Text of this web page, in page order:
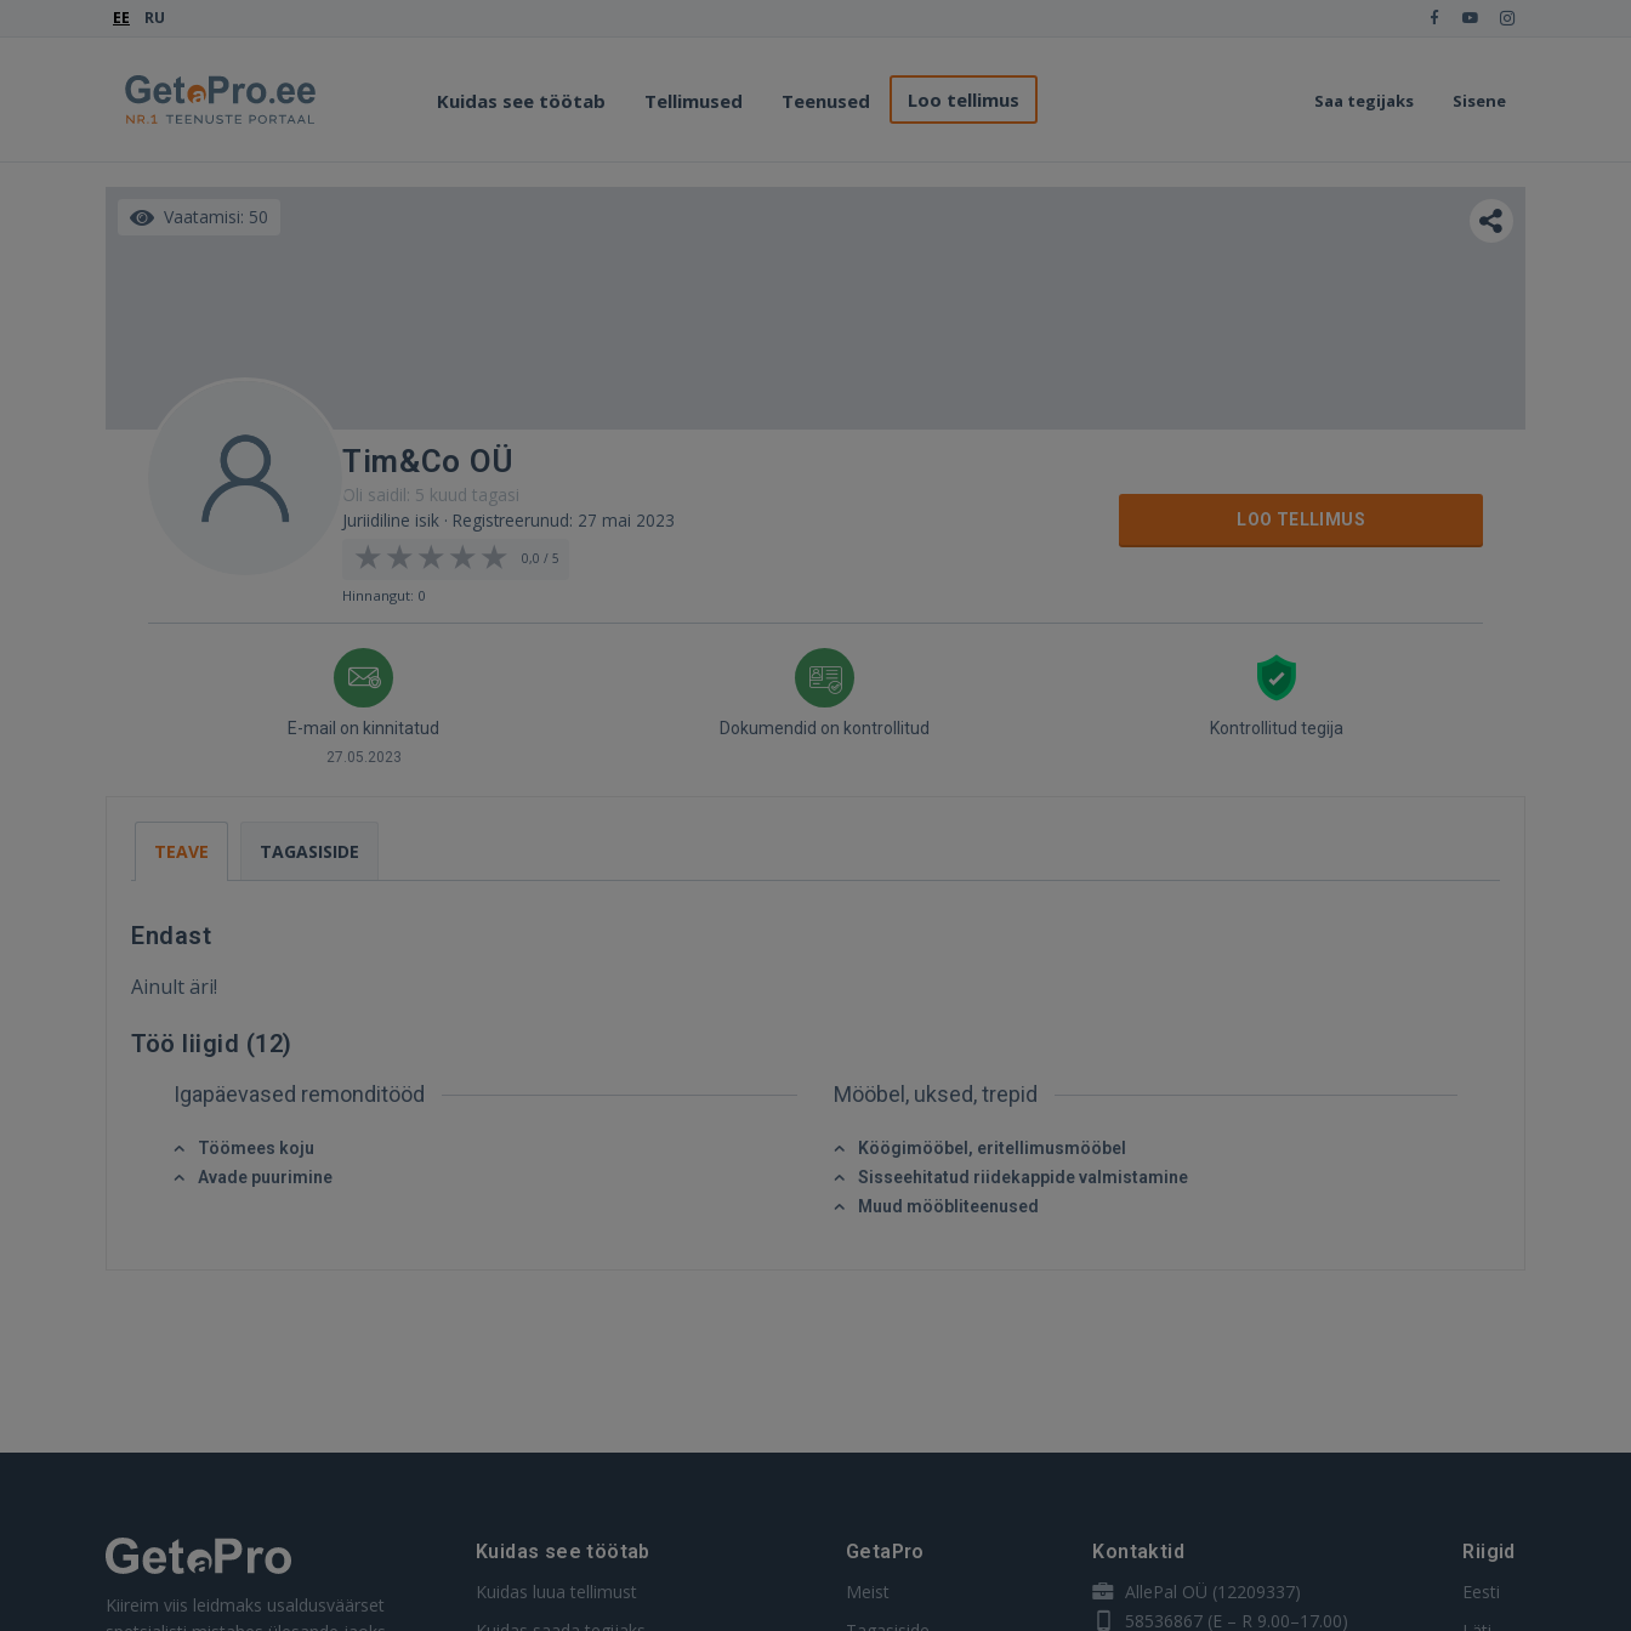
EE RU
Kuidas see töötab Tellimused Teenused Loo tellimus Saa tegijaks Sisene
GOOGLE
Vaatamisi: 50
Tim&Co OÜ
Oli saidil: 5 kuud tagasi
Juriidiline isik · Registreerunud: 27 mai 2023
0,0 / 5
Hinnangut: 0
LOO TELLIMUS
E-mail on kinnitatud
27.05.2023
Dokumendid on kontrollitud Kontrollitud tegija
TEAVE TAGASISIDE
Endast
Ainult äri!
Töö liigid (12)
Igapäevased remonditööd
Töömees koju
Avade puurimine
Mööbel, uksed, trepid
Köögimööbel, eritellimusmööbel
Sisseehitatud riidekappide valmistamine
Muud mööbliteenused
Kiireim viis leidmaks usaldusväärset
Kuidas see töötab
Kuidas luua tellimust
GetaPro
Meist
Kontaktid
AllePal OÜ (12209337)
58536867 (E – R 9.00–17.00)
Riigid
Eesti